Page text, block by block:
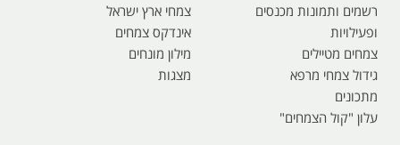
רשמים ותמונות מכנסים
ופעילויות
צמחים מטיילים
גידול צמחי מרפא
מתכונים
עלון "קול הצמחים"
צמחי ארץ ישראל
אינדקס צמחים
מילון מונחים
מצגות